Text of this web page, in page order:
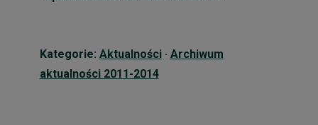
Kategorie: Aktualności· Archiwum
aktualności 2011-2014